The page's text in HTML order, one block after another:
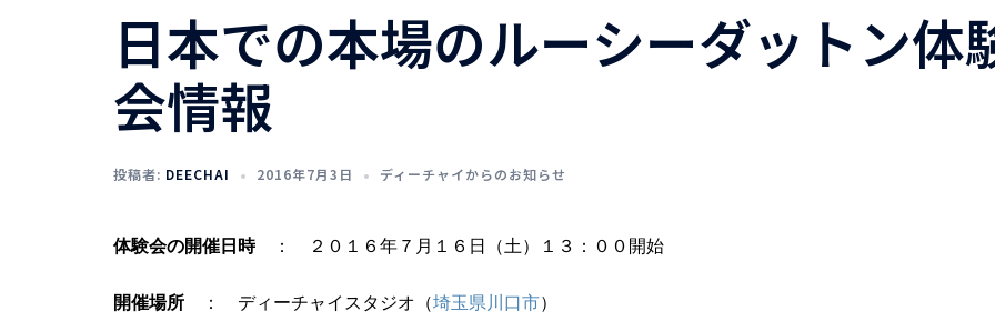
日本での本場のルーシーダットン体
会情報
投稿者: DEECHAI 2016年7月3日 ディーチャイからのお知らせ
体験会の開催日時 ： ２０１６年７月１６日（土）１３：００開始
開催場所 ： ディーチャイスタジオ（埼玉県川口市）